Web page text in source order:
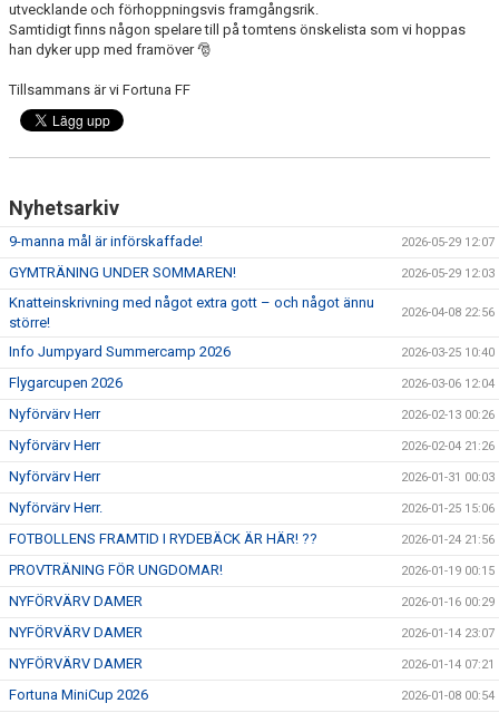
utvecklande och förhoppningsvis framgångsrik.
Samtidigt finns någon spelare till på tomtens önskelista som vi hoppas
han dyker upp med framöver 🎅
Tillsammans är vi Fortuna FF
Nyhetsarkiv
9-manna mål är införskaffade! 2026-05-29 12:07
GYMTRÄNING UNDER SOMMAREN! 2026-05-29 12:03
Knatteinskrivning med något extra gott – och något ännu
större!
2026-04-08 22:56
Info Jumpyard Summercamp 2026 2026-03-25 10:40
Flygarcupen 2026 2026-03-06 12:04
Nyförvärv Herr 2026-02-13 00:26
Nyförvärv Herr 2026-02-04 21:26
Nyförvärv Herr 2026-01-31 00:03
Nyförvärv Herr. 2026-01-25 15:06
FOTBOLLENS FRAMTID I RYDEBÄCK ÄR HÄR! ?? 2026-01-24 21:56
PROVTRÄNING FÖR UNGDOMAR! 2026-01-19 00:15
NYFÖRVÄRV DAMER 2026-01-16 00:29
NYFÖRVÄRV DAMER 2026-01-14 23:07
NYFÖRVÄRV DAMER 2026-01-14 07:21
Fortuna MiniCup 2026 2026-01-08 00:54